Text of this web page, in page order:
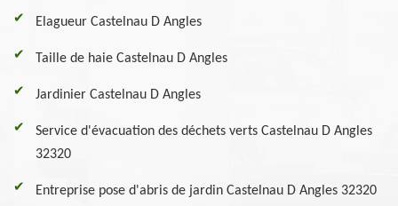
Elagueur Castelnau D Angles
Taille de haie Castelnau D Angles
Jardinier Castelnau D Angles
Service d'évacuation des déchets verts Castelnau D Angles
32320
Entreprise pose d'abris de jardin Castelnau D Angles 32320